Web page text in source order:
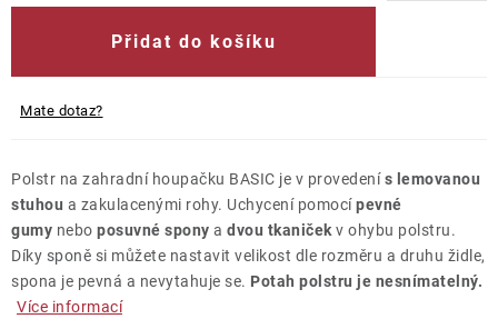
Přidat do košíku
Mate dotaz?
Polstr na zahradní houpačku BASIC je v provedenís lemovanou
stuhou a zakulacenými rohy. Uchycení pomocípevné
gumy nebo posuvné spony a dvou tkaniček v ohybu polstru.
Díky sponě si můžete nastavit velikost dle rozměru a druhu židle,
spona je pevná a nevytahuje se. Potah polstru je nesnímatelný.
Více informací